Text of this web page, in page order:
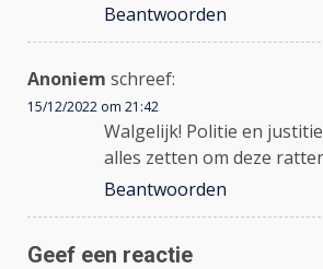
Beantwoorden
Anoniem schreef:
15/12/2022 om 21:42
Walgelijk! Politie en
alles zetten om deze
Beantwoorden
Geef een reactie